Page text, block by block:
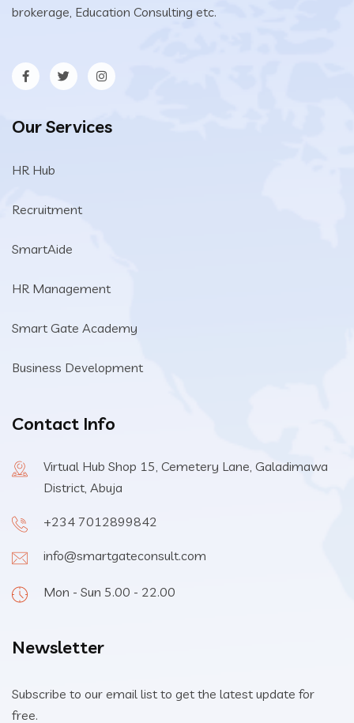
brokerage, Education Consulting etc.
Our Services
HR Hub
Recruitment
SmartAide
HR Management
Smart Gate Academy
Business Development
Contact Info
Virtual Hub Shop 15, Cemetery Lane, Galadimawa
District, Abuja
+234 7012899842
info@smartgateconsult.com
Mon - Sun 5.00 - 22.00
Newsletter
Subscribe to our email list to get the latest update for
free.